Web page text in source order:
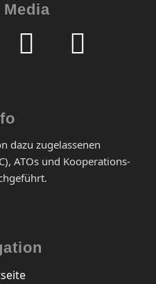
dazu zugelassenen
ATOs und Kooperations-